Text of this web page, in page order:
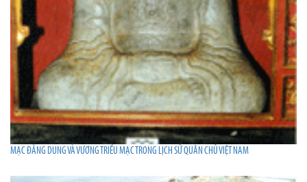
MẠC ĐĂNG DUNG VÀ VƯƠNG TRIỀU MẠC TRONG LỊCH SỬ QUÂN CHỦ VIỆT NAM